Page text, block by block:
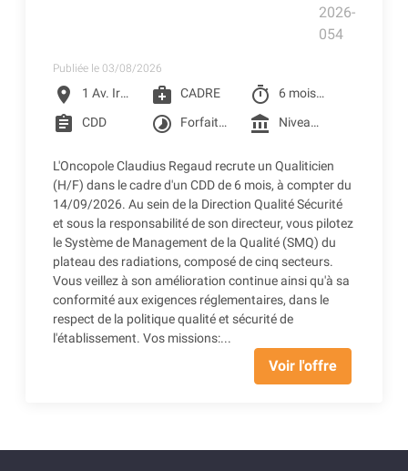
2026-
054
Publiée le 03/08/2026
location_on 1 Av. Irène Joliot-Curie, Toulouse medical_services CADRE timer 6 mois à partir du 14/09/2026
assignment CDD timelapse Forfait jour 206 jours account_balance Niveau 6I de la grille conventionnelle des CLCC (3 005.42 € Brut) + Prime SEGUR (248.98 € Brut) + Reprise d'ancienneté
L'Oncopole Claudius Regaud recrute un Qualiticien
(H/F) dans le cadre d'un CDD de 6 mois, à compter du
14/09/2026. Au sein de la Direction Qualité Sécurité
et sous la responsabilité de son directeur, vous pilotez
le Système de Management de la Qualité (SMQ) du
plateau des radiations, composé de cinq secteurs.
Vous veillez à son amélioration continue ainsi qu'à sa
conformité aux exigences réglementaires, dans le
respect de la politique qualité et sécurité de
l'établissement. Vos missions:...
Voir l'offre